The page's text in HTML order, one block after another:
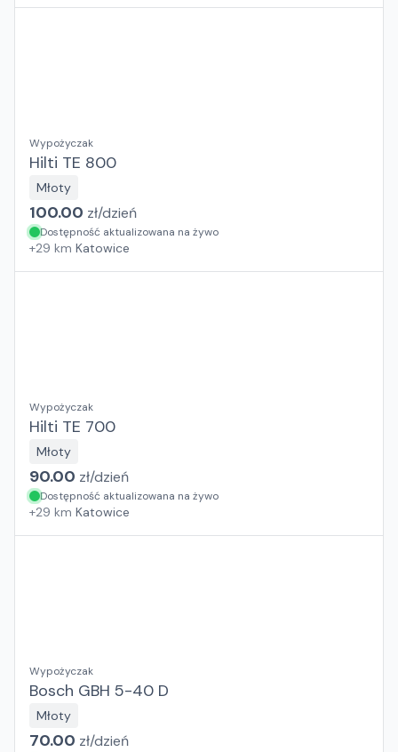
Wypożyczak
Hilti TE 800
Młoty
100.00 zł/dzień
Dostępność aktualizowana na żywo
+29 km Katowice
Wypożyczak
Hilti TE 700
Młoty
90.00 zł/dzień
Dostępność aktualizowana na żywo
+29 km Katowice
Wypożyczak
Bosch GBH 5-40 D
Młoty
70.00 zł/dzień